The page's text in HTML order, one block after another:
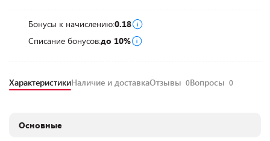
Бонусы к начислению:0.18
Списание бонусов:до 10%
ХарактеристикиНаличие и доставкаОтзывы 0Вопросы 0
Основные